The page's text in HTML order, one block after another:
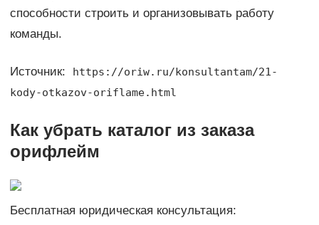
способности строить и организовывать работу
команды.
Источник:
https://oriw.ru/konsultantam/21-
kody-otkazov-oriflame.html
Как убрать каталог из заказа
орифлейм
Бесплатная юридическая консультация: